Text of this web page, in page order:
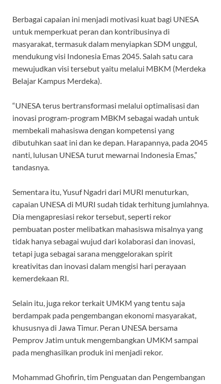
Berbagai capaian ini menjadi motivasi kuat bagi UNESA
untuk memperkuat peran dan kontribusinya di
masyarakat, termasuk dalam menyiapkan SDM unggul,
mendukung visi Indonesia Emas 2045. Salah satu cara
mewujudkan visi tersebut yaitu melalui MBKM (Merdeka
Belajar Kampus Merdeka).
“UNESA terus bertransformasi melalui optimalisasi dan
inovasi program-program MBKM sebagai wadah untuk
membekali mahasiswa dengan kompetensi yang
dibutuhkan saat ini dan ke depan. Harapannya, pada 2045
nanti, lulusan UNESA turut mewarnai Indonesia Emas,”
tandasnya.
Sementara itu, Yusuf Ngadri dari MURI menuturkan,
capaian UNESA di MURI sudah tidak terhitung jumlahnya.
Dia mengapresiasi rekor tersebut, seperti rekor
pembuatan poster melibatkan mahasiswa misalnya yang
tidak hanya sebagai wujud dari kolaborasi dan inovasi,
tetapi juga sebagai sarana menggelorakan spirit
kreativitas dan inovasi dalam mengisi hari perayaan
kemerdekaan RI.
Selain itu, juga rekor terkait UMKM yang tentu saja
berdampak pada pengembangan ekonomi masyarakat,
khususnya di Jawa Timur. Peran UNESA bersama
Pemprov Jatim untuk mengembangkan UMKM sampai
pada menghasilkan produk ini menjadi rekor.
Mohammad Ghofirin, tim Penguatan dan Pengembangan